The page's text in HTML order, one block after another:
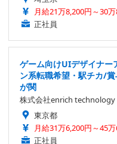
月給21万8,200円～30
正社員
ゲーム向けUIデザイナー
ン系転職希望・駅チカ/
が関
株式会社enrich technology
東京都
月給31万6,200円～45
正社員